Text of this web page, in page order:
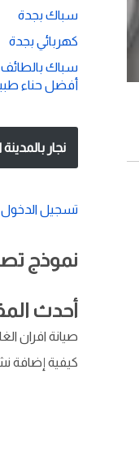
سباك بجدة
كهربائي بجدة
سباك بالطائف
أفضل حناء
نجار بالمدينة
تسجيل الدخول
نموذج
أحدث
صيانة افران
كيفية إضافة